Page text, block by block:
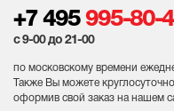
+7 495 995-80-
с 9-00 до 21-00
по московскому времени
Также Вы можете
оформив свой заказ на нашем